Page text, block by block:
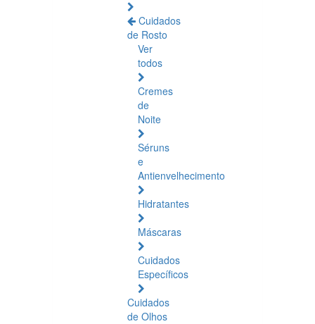
Cuidados
de Rosto
Ver
todos
Cremes
de
Noite
Séruns
e
Antienvelhecimento
Hidratantes
Máscaras
Cuidados
Específicos
Cuidados
de Olhos